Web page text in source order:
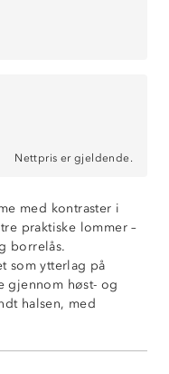
Nettpris er gjeldende.
med kontraster i
praktiske lommer –
borrelås.
som ytterlag på
gjennom høst- og
halsen, med